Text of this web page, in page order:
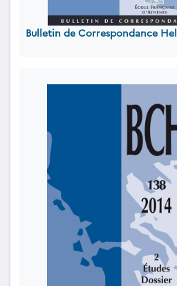
Bulletin de Correspondance